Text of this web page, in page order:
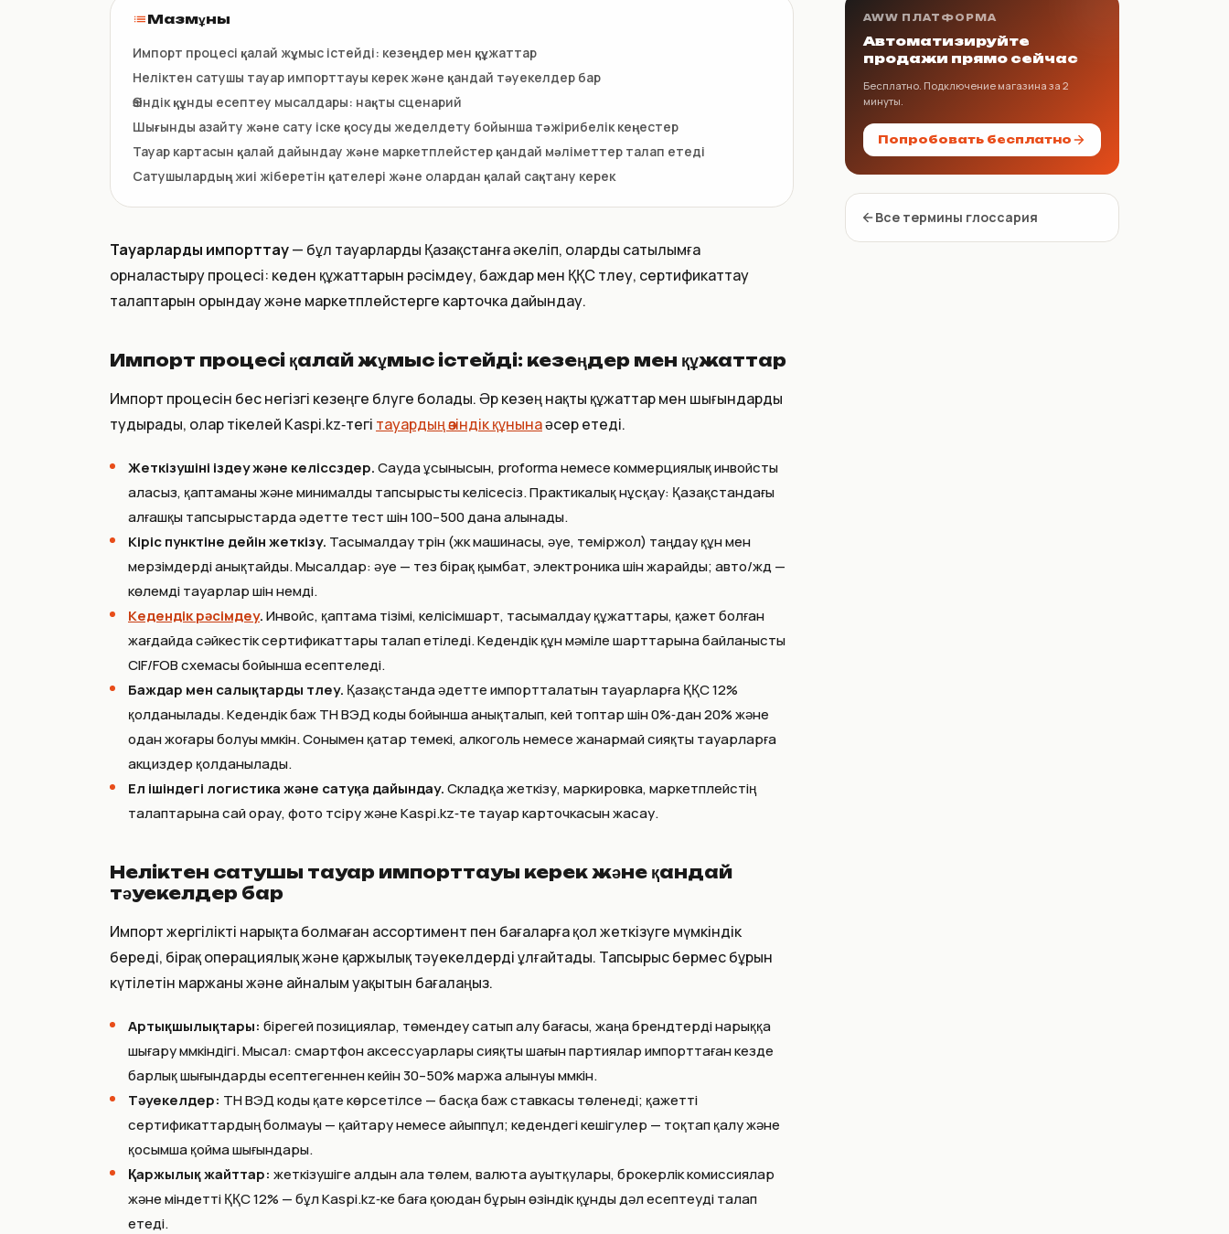
НКТ / NTIN
июля
Мазмұны
Импорт процесі қалай жұмыс істейді: кезеңдер мен құжаттар
Неліктен сатушы тауар импорттауы керек және қандай тәуекелдер бар
Өзіндік құнды есептеу мысалдары: нақты сценарий
Шығынды азайту және сату іске қосуды жеделдету бойынша тәжірибелік кеңестер
Тауар картасын қалай дайындау және маркетплейстер қандай мәліметтер талап етеді
Сатушылардың жиі жіберетін қателері және олардан қалай сақтану керек
Тауарларды импорттау— бұл тауарларды Қазақстанға әкеліп, оларды сатылымға
орналастыру процесі: кеден құжаттарын рәсімдеу, баждар мен ҚҚС төлеу, сертификаттау
талаптарын орындау және маркетплейстерге карточка дайындау.
Импорт процесі қалай жұмыс істейді: кезеңдер мен құжаттар
Импорт процесін бес негізгі кезеңге бөлуге болады. Әр кезең нақты құжаттар мен шығындарды
тудырады, олар тікелей Kaspi.kz‑тегі тауардың өзіндік құнынаәсер етеді.
Жеткізушіні іздеу және келіссөздер.Сауда ұсынысын, proforma немесе коммерциялық инвойсты
аласыз, қаптаманы және минималды тапсырысты келісесіз. Практикалық нұсқау: Қазақстандағы
алғашқы тапсырыстарда әдетте тест үшін 100–500 дана алынады.
Кіріс пунктіне дейін жеткізу. Тасымалдау түрін (жүк машинасы, әуе, теміржол) таңдау құн мен
мерзімдерді анықтайды. Мысалдар: әуе — тез бірақ қымбат, электроника үшін жарайды; авто/жд —
көлемді тауарлар үшін үнемді.
Кедендік рәсімдеу.Инвойс, қаптама тізімі, келісімшарт, тасымалдау құжаттары, қажет болған
жағдайда сәйкестік сертификаттары талап етіледі. Кедендік құн мәміле шарттарына байланысты
CIF/FOB схемасы бойынша есептеледі.
Баждар мен салықтарды төлеу. Қазақстанда әдетте импортталатын тауарларға ҚҚС 12%
қолданылады. Кедендік баж ТН ВЭД коды бойынша анықталып, кей топтар үшін 0%‑дан 20% және
одан жоғары болуы мүмкін. Сонымен қатар темекі, алкоголь немесе жанармай сияқты тауарларға
акциздер қолданылады.
Ел ішіндегі логистика және сатуқа дайындау.Складқа жеткізу, маркировка, маркетплейстің
талаптарына сай орау, фото түсіру және Kaspi.kz‑те тауар карточкасын жасау.
Неліктен сатушы тауар импорттауы керек және қандай
тәуекелдер бар
Импорт жергілікті нарықта болмаған ассортимент пен бағаларға қол жеткізуге мүмкіндік
береді, бірақ операциялық және қаржылық тәуекелдерді ұлғайтады. Тапсырыс бермес бұрын
күтілетін маржаны және айналым уақытын бағалаңыз.
Артықшылықтары: бірегей позициялар, төмендеу сатып алу бағасы, жаңа брендтерді нарыққа
шығару мүмкіндігі. Мысал: смартфон аксессуарлары сияқты шағын партиялар импорттаған кезде
барлық шығындарды есептегеннен кейін 30–50% маржа алынуы мүмкін.
Тәуекелдер: ТН ВЭД коды қате көрсетілсе — басқа баж ставкасы төленеді; қажетті
сертификаттардың болмауы — қайтару немесе айыппұл; кедендегі кешігулер — тоқтап қалу және
қосымша қойма шығындары.
Қаржылық жайттар: жеткізушіге алдын ала төлем, валюта ауытқулары, брокерлік комиссиялар
және міндетті ҚҚС 12% — бұл Kaspi.kz‑ке баға қоюдан бұрын өзіндік құнды дәл есептеуді талап
етеді.
AWW ПЛАТФОРМА
Автоматизируйте
продажи прямо сейчас
Бесплатно. Подключение магазина за 2
минуты.
Попробовать бесплатно
Все термины глоссария